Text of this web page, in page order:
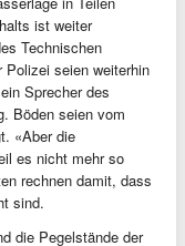
ist weiter
Technischen
Polizei seien weiterhin
Sprecher des
Böden seien vom
«Aber die
es nicht mehr so
rechnen damit, dass
sind.
die Pegelstände der